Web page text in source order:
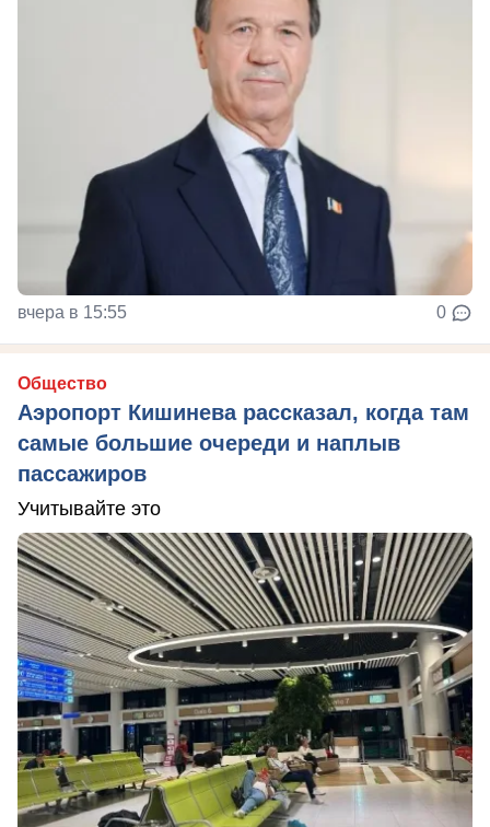
вчера в 15:55 0
Общество
Аэропорт Кишинева рассказал, когда там
самые большие очереди и наплыв
пассажиров
Учитывайте это